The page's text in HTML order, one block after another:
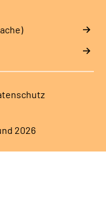
2026